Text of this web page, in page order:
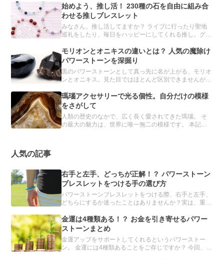
始めよう、推し活！ 230種の石を自由に組み合
わせる推しブレスレット
みなさん、推し活してますか？ ライブに行ったり聖地
巡礼をしたり、毎日をハッピーにしてくれる推し。グッ
イドでも、推しブレスレットを簡単につくることができ
るんです。
モリオンとオニキスの違いとは？ 人気の魔除け
パワーストーンを深掘り
黒のパワーストーンとして真っ先に名が上がる、モリオ
ンとオニキス。見た目ではほとんど区別できませんが、
の力をもつと信じられ、パワーストーンブレスレットに
は欠かせない存在です。
瑪瑙アクセサリーで光る個性。自分だけの模様
をさがして
人類の歴史のなかで、広く長く愛されてきた瑪瑙。 そ
の最大の魅力は、世界に唯一無二の模様です。 本記事
人気の記事
右手と左手、どっちが正解！？ パワーストーン
ブレスレットをつける手の選び方
パワーストーンブレスレットをつける際、右手と左手、
どちらにするか迷ったことはありませんか？実は、重要
手、それぞれに適したパワーストーンを解説します。
金運は4種類ある！？ お金を引き寄せるパワー
ストーンまとめ
金運アップをサポートしてくれるというパワーストー
ン。 金運には4種類あることをご存じですか？ 今回、誰